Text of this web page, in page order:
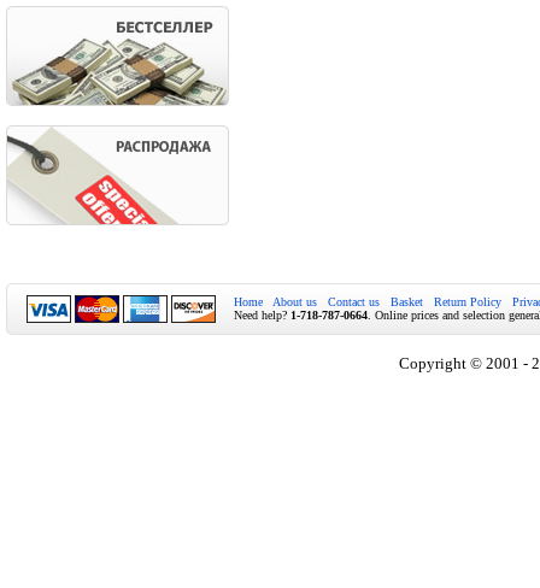
Home About us Contact us Basket Return Policy
Need help? 1-718-787-0664 . Online prices and selection
Copyright © 2001 -